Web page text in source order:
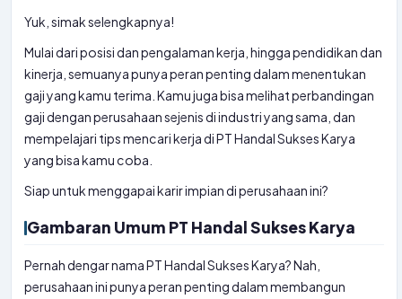
Yuk, simak selengkapnya!
Mulai dari posisi dan pengalaman kerja, hingga pendidikan dan
kinerja, semuanya punya peran penting dalam menentukan
gaji yang kamu terima. Kamu juga bisa melihat perbandingan
gaji dengan perusahaan sejenis di industri yang sama, dan
mempelajari tips mencari kerja di PT Handal Sukses Karya
yang bisa kamu coba.
Siap untuk menggapai karir impian di perusahaan ini?
Gambaran Umum PT Handal Sukses Karya
Pernah dengar nama PT Handal Sukses Karya? Nah,
perusahaan ini punya peran penting dalam membangun